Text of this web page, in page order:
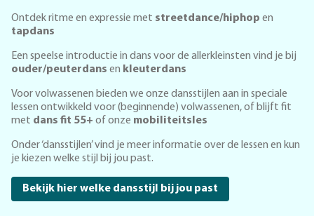
Ontdek ritme en expressie met streetdance/hiphop en
tapdans
Een speelse introductie in dans voor de allerkleinsten vind je bij
ouder/peuterdans en kleuterdans
Voor volwassenen bieden we onze dansstijlen aan in speciale
lessen ontwikkeld voor (beginnende) volwassenen, of blijft fit
met dans fit 55+ of onze mobiliteitsles
Onder ‘dansstijlen’ vind je meer informatie over de lessen en kun
je kiezen welke stijl bij jou past.
Bekijk hier welke dansstijl bij jou past